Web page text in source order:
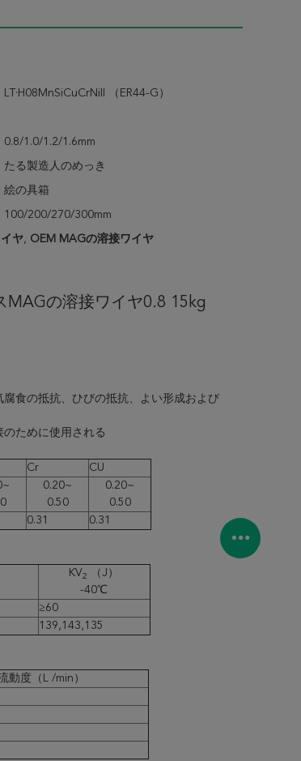
LT·H08MnSiCuCrNiII （ER44-G）
0.8/1.0/1.2/1.6mm
たる製造人のめっき
絵の具箱
100/200/270/300mm
ヤ, OEM MAGの溶接ワイヤ
MAGの溶接ワイヤ0.8 15kg
食の抵抗、ひびの抵抗、よい形成および
ために使用される
Cr CU
0.20~
0.50
0.20~
0.50
0.31 0.31
KV2
（J）
-40℃
≥60
139,143,135
動度（L /min）